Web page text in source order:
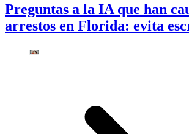
Preguntas a la IA que han
arrestos en Florida: evita